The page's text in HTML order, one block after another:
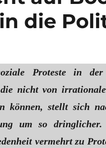
die
Proteste in der
die nicht von
können, stellt sich
um so
vermehrt zu